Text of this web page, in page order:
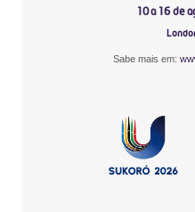
10 a 16 de
Sabe mais em: